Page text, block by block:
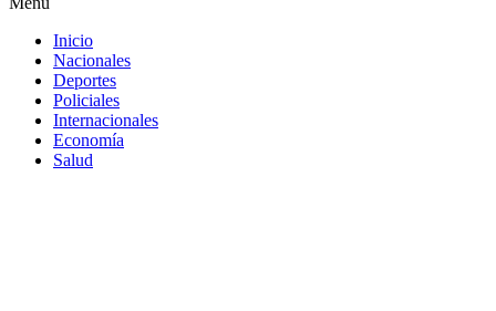
Inicio
Nacionales
Deportes
Policiales
Internacionales
Economía
Salud